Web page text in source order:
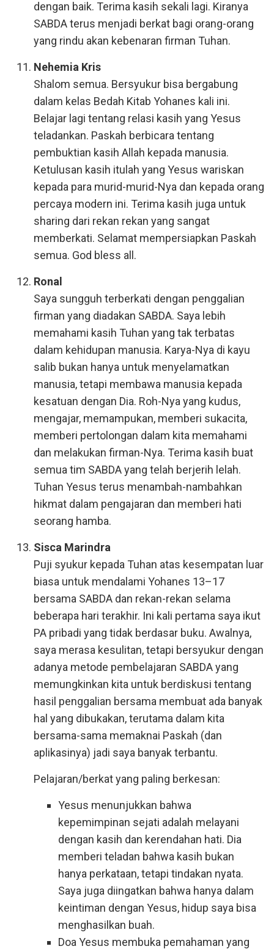
dengan baik. Terima kasih sekali lagi. Kiranya
SABDA terus menjadi berkat bagi orang-orang
yang rindu akan kebenaran firman Tuhan.
Nehemia Kris
Shalom semua. Bersyukur bisa bergabung
dalam kelas Bedah Kitab Yohanes kali ini.
Belajar lagi tentang relasi kasih yang Yesus
teladankan. Paskah berbicara tentang
pembuktian kasih Allah kepada manusia.
Ketulusan kasih itulah yang Yesus wariskan
kepada para murid-murid-Nya dan kepada orang
percaya modern ini. Terima kasih juga untuk
sharing dari rekan rekan yang sangat
memberkati. Selamat mempersiapkan Paskah
semua. God bless all.
Ronal
Saya sungguh terberkati dengan penggalian
firman yang diadakan SABDA. Saya lebih
memahami kasih Tuhan yang tak terbatas
dalam kehidupan manusia. Karya-Nya di kayu
salib bukan hanya untuk menyelamatkan
manusia, tetapi membawa manusia kepada
kesatuan dengan Dia. Roh-Nya yang kudus,
mengajar, memampukan, memberi sukacita,
memberi pertolongan dalam kita memahami
dan melakukan firman-Nya. Terima kasih buat
semua tim SABDA yang telah berjerih lelah.
Tuhan Yesus terus menambah-nambahkan
hikmat dalam pengajaran dan memberi hati
seorang hamba.
Sisca Marindra
Puji syukur kepada Tuhan atas kesempatan luar
biasa untuk mendalami Yohanes 13–17
bersama SABDA dan rekan-rekan selama
beberapa hari terakhir. Ini kali pertama saya ikut
PA pribadi yang tidak berdasar buku. Awalnya,
saya merasa kesulitan, tetapi bersyukur dengan
adanya metode pembelajaran SABDA yang
memungkinkan kita untuk berdiskusi tentang
hasil penggalian bersama membuat ada banyak
hal yang dibukakan, terutama dalam kita
bersama-sama memaknai Paskah (dan
aplikasinya) jadi saya banyak terbantu.
Pelajaran/berkat yang paling berkesan:
Yesus menunjukkan bahwa
kepemimpinan sejati adalah melayani
dengan kasih dan kerendahan hati. Dia
memberi teladan bahwa kasih bukan
hanya perkataan, tetapi tindakan nyata.
Saya juga diingatkan bahwa hanya dalam
keintiman dengan Yesus, hidup saya bisa
menghasilkan buah.
Doa Yesus membuka pemahaman yang